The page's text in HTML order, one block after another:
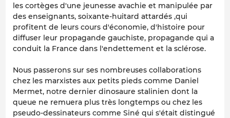
les cortèges d'une jeunesse avachie et manipulée par
des enseignants, soixante-huitard attardés ,qui
profitent de leurs cours d'économie, d'histoire pour
diffuser leur propagande gauchiste, propagande qui a
conduit la France dans l'endettement et la sclérose.
Nous passerons sur ses nombreuses collaborations
chez les marxistes aux petits pieds comme Daniel
Mermet, notre dernier dinosaure stalinien dont la
queue ne remuera plus très longtemps ou chez les
pseudo-dessinateurs comme Siné qui s'était distingué